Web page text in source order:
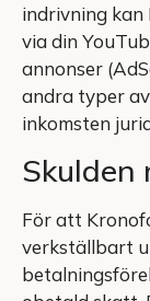
indrivning
via din
annonser
andra typer
inkomsten
För att
verkställbart